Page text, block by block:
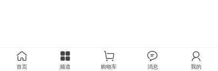
首页 频道 购物车 消息 我的